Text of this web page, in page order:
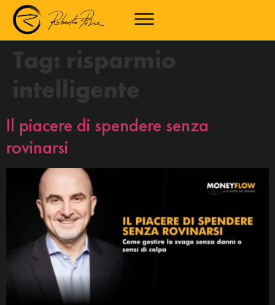
Tag:
risparmio
intelligente
Il piacere di spendere senza
rovinarsi